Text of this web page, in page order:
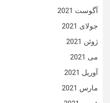
آگوست 2021
جولای 2021
ژوئن 2021
می 2021
آوریل 2021
مارس 2021